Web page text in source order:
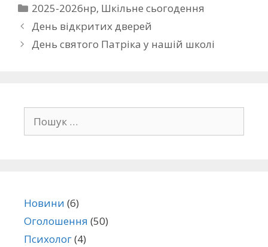
2025-2026нр, Шкільне сьогодення
День відкритих дверей
День святого Патріка у нашій школі
Новини (6)
Оголошення (50)
Психолог(4)